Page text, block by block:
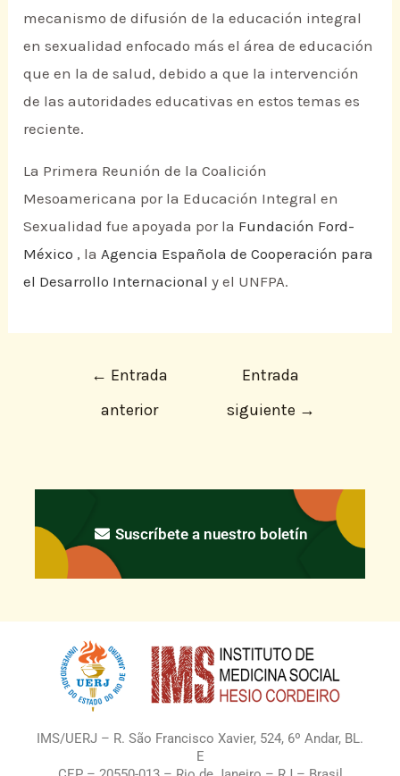
mecanismo de difusión de la educación integral
en sexualidad enfocado más el área de educación
que en la de salud, debido a que la intervención
de las autoridades educativas en estos temas es
reciente.
La Primera Reunión de la Coalición
Mesoamericana por la Educación Integral en
Sexualidad fue apoyada por la Fundación Ford-
México , laAgencia Española de Cooperación para
el Desarrollo Internacional y el UNFPA.
← Entrada
anterior
Entrada
siguiente →
Suscríbete a nuestro boletín
IMS/UERJ – R. São Francisco Xavier, 524, 6º Andar, BL.
E